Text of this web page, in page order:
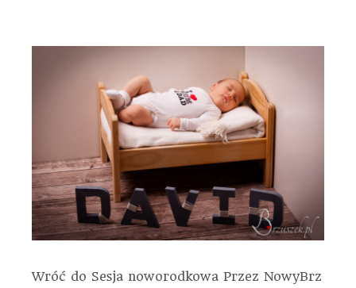
Wróć do Sesja noworodkowa Przez NowyBrz